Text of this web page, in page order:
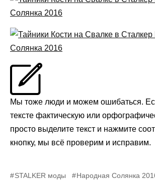
Мы тоже люди и можем ошибаться.
тексте фактическую или
просто выделите текст и нажмите
кнопку, мы всё проверим и исправим.
STALKER моды Народная Солянка